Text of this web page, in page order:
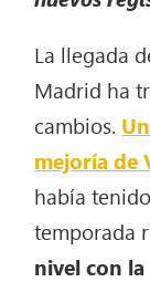
La llegada
Madrid ha
cambios.
mejoría de
había
temporada
nivel con